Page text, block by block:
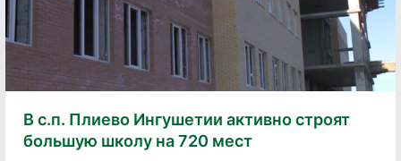
В с.п. Плиево Ингушетии активно строят
большую школу на 720 мест